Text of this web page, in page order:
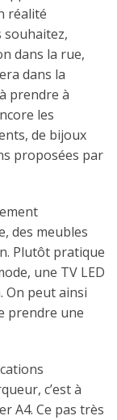
réalité
souhaitez,
dans la rue,
dans la
prendre à
les
de bijoux
proposées par
des meubles
Plutôt pratique
une TV LED
On peut ainsi
prendre une
c’est à
A4. Ce pas très